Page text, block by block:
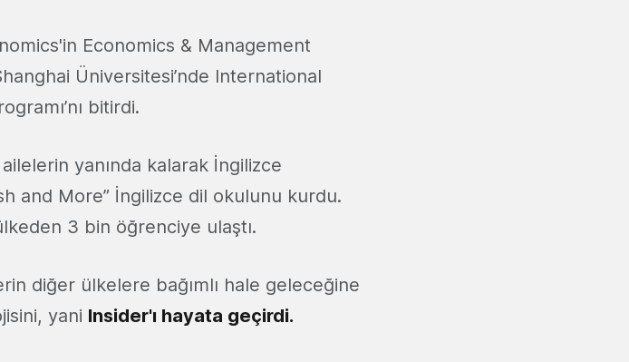
Economics & Management
Üniversitesi’nde International
bitirdi.
yanında kalarak İngilizce
and More” İngilizce dil okulunu kurdu.
3 bin öğrenciye ulaştı.
diğer ülkelere bağımlı hale geleceğine
yani Insider'ı hayata geçirdi.